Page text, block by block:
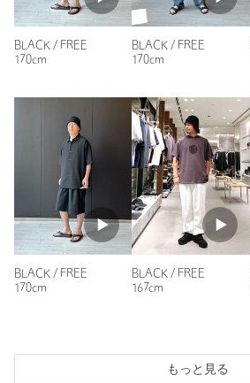
BLACK / FREE
170cm
BLACK / FREE
170cm
BLACK / FREE
170cm
BLACK / FREE
167cm
もっと見る